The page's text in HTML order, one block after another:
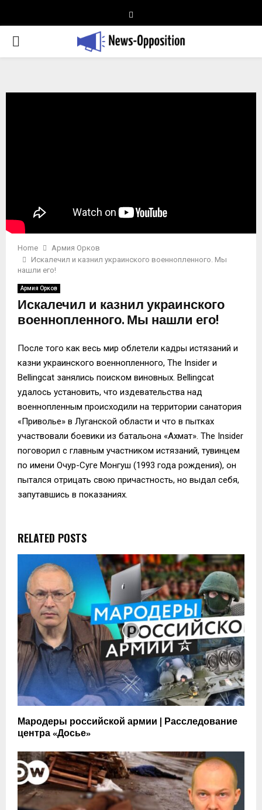
PRIMARY
Home
Армия Орков
Искалечил и казнил украинского военнопленного. Мы
нашли его!
Армия Орков
Искалечил и казнил украинского
военнопленного. Мы нашли его!
После того как весь мир облетели кадры истязаний и
казни украинского военнопленного, The Insider и
Bellingcat занялись поиском виновных. Bellingcat
удалось установить, что издевательства над
военнопленным происходили на территории санатория
«Приволье» в Луганской области и что в пытках
участвовали боевики из батальона «Ахмат». The Insider
поговорил с главным участником истязаний, тувинцем
по имени Очур-Суге Монгуш (1993 года рождения), он
пытался отрицать свою причастность, но выдал себя,
запутавшись в показаниях.
RELATED POSTS
Мародеры российской армии | Расследование
центра «Досье»